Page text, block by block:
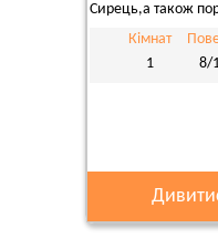
Сирець,а також
Кімнат
1
8/